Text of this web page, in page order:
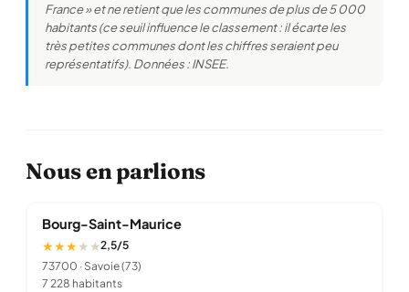
France » et ne retient que les communes de plus de 5 000
habitants (ce seuil influence le classement : il écarte les
très petites communes dont les chiffres seraient peu
représentatifs). Données : INSEE.
Nous en parlions
Bourg-Saint-Maurice
★ ★ ★★ ★2,5/5
73700 · Savoie (73)
7 228 habitants